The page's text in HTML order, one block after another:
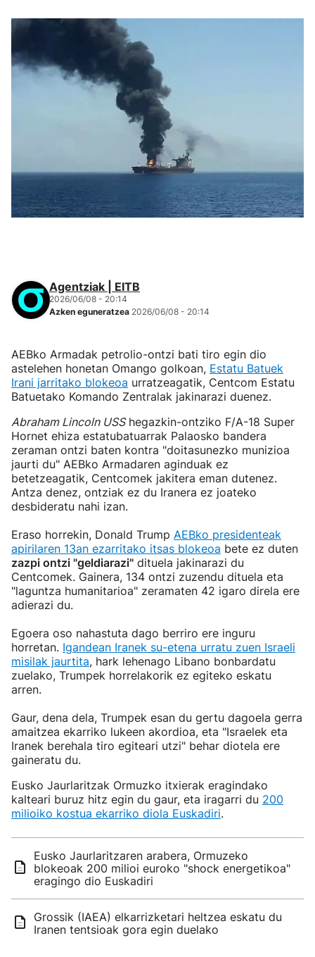
Agentziak | EITB
2026/06/08 - 20:14
Azken eguneratzea 2026/06/08 - 20:14
AEBko Armadak petrolio-ontzi bati tiro egin dio
astelehen honetan Omango golkoan, Estatu Batuek
Irani jarritako blokeoa urratzeagatik, Centcom Estatu
Batuetako Komando Zentralak jakinarazi duenez.
Abraham Lincoln USShegazkin-ontziko F/A-18 Super
Hornet ehiza estatubatuarrak Palaosko bandera
zeraman ontzi baten kontra "doitasunezko munizioa
jaurti du" AEBko Armadaren aginduak ez
betetzeagatik, Centcomek jakitera eman dutenez.
Antza denez, ontziak ez du Iranera ez joateko
desbideratu nahi izan.
Eraso horrekin, Donald Trump AEBko presidenteak
apirilaren 13an ezarritako itsas blokeoa bete ez duten
zazpi ontzi "geldiarazi" dituela jakinarazi du
Centcomek. Gainera, 134 ontzi zuzendu dituela eta
"laguntza humanitarioa" zeramaten 42 igaro direla ere
adierazi du.
Egoera oso nahastuta dago berriro ere inguru
horretan. Igandean Iranek su-etena urratu zuen Israeli
misilak jaurtita, hark lehenago Libano bonbardatu
zuelako, Trumpek horrelakorik ez egiteko eskatu
arren.
Gaur, dena dela, Trumpek esan du gertu dagoela gerra
amaitzea ekarriko lukeen akordioa, eta "Israelek eta
Iranek berehala tiro egiteari utzi" behar diotela ere
gaineratu du.
Eusko Jaurlaritzak Ormuzko itxierak eragindako
kalteari buruz hitz egin du gaur, eta iragarri du 200
milioiko kostua ekarriko diola Euskadiri.
Eusko Jaurlaritzaren arabera, Ormuzeko
blokeoak 200 milioi euroko "shock energetikoa"
eragingo dio Euskadiri
Grossik (IAEA) elkarrizketari heltzea eskatu du
Iranen tentsioak gora egin duelako